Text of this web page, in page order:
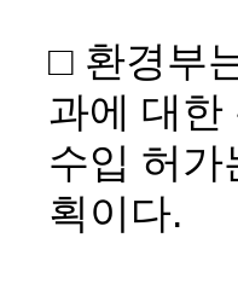
□ 환경부
과에 대한
수입 허가
획이다.